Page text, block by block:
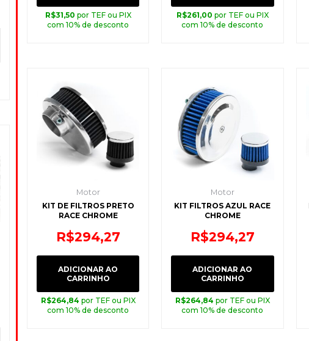
R$31,50 por TEF ou PIX
com 10% de desconto
R$261,00 por TEF ou PIX
com 10% de desconto
Motor
KIT DE FILTROS PRETO
RACE CHROME
R$294,27
ADICIONAR AO
CARRINHO
R$264,84 por TEF ou PIX
com 10% de desconto
Motor
KIT FILTROS AZUL RACE
CHROME
R$294,27
ADICIONAR AO
CARRINHO
R$264,84 por TEF ou PIX
com 10% de desconto